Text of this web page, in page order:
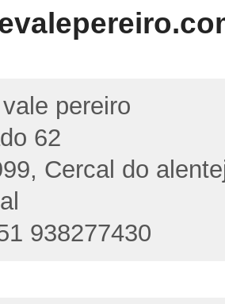
pereiro
62
Cercal do
938277430